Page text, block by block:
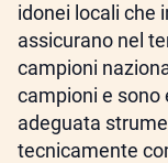
idonei locali che
assicurano nel
campioni
campioni e sono
adeguata
tecnicamente